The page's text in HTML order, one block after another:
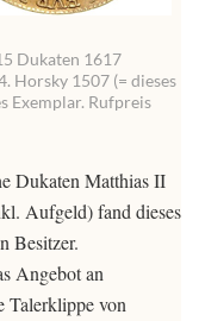
Dukaten 1617
Horsky 1507 (= dieses
Exemplar. Rufpreis
Dukaten Matthias II
Aufgeld) fand dieses
Besitzer.
Angebot an
Talerklippe von